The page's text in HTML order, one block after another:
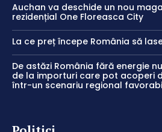
Auchan va deschide un nou
rezidențial One Floreasca City
La ce preț începe România să
De astăzi România fără energie
de la importuri care pot acoperi
într-un scenariu regional